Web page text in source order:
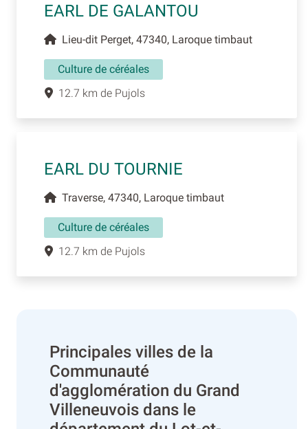
EARL DE GALANTOU
Lieu-dit Perget, 47340, Laroque timbaut
Culture de céréales
12.7 km de Pujols
EARL DU TOURNIE
Traverse, 47340, Laroque timbaut
Culture de céréales
12.7 km de Pujols
Principales villes de la
Communauté
d'agglomération du Grand
Villeneuvois dans le